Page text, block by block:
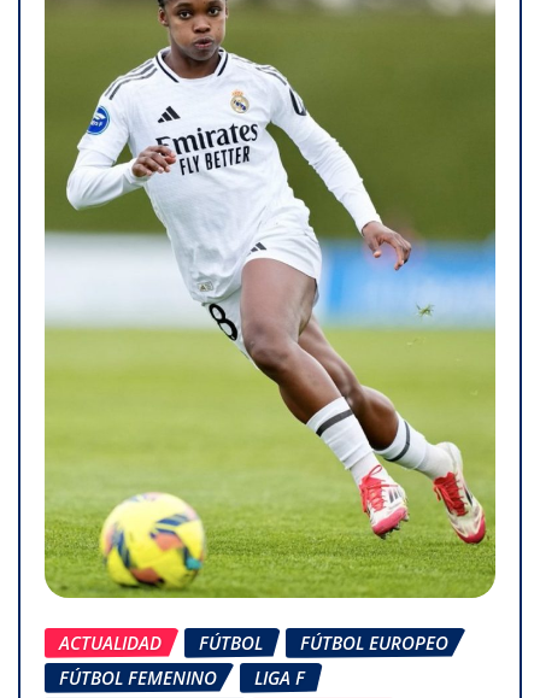
ACTUALIDAD FÚTBOL
FÚTBOL EUROPEO
FÚTBOL FEMENINO
LIGA F